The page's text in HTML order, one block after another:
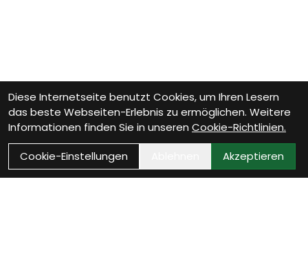
Diese Internetseite benutzt Cookies, um Ihren Lesern
das beste Webseiten-Erlebnis zu ermöglichen. Weitere
Informationen finden Sie in unseren Cookie-Richtlinien.
Cookie-Einstellungen
Akzeptieren